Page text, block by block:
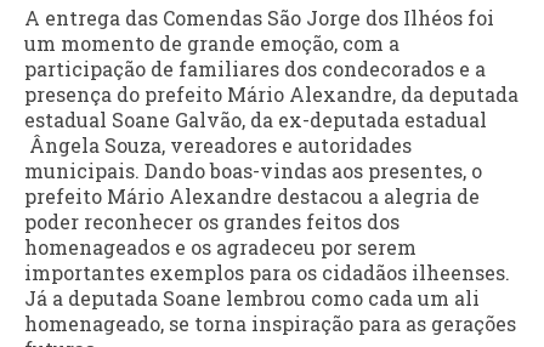
A entrega das Comendas São Jorge dos Ilhéos foi
um momento de grande emoção, com a
participação de familiares dos condecorados e a
presença do prefeito Mário Alexandre, da deputada
estadual Soane Galvão, da ex-deputada estadual
Ângela Souza, vereadores e autoridades
municipais. Dando boas-vindas aos presentes, o
prefeito Mário Alexandre destacou a alegria de
poder reconhecer os grandes feitos dos
homenageados e os agradeceu por serem
importantes exemplos para os cidadãos ilheenses.
Já a deputada Soane lembrou como cada um ali
homenageado, se torna inspiração para as gerações